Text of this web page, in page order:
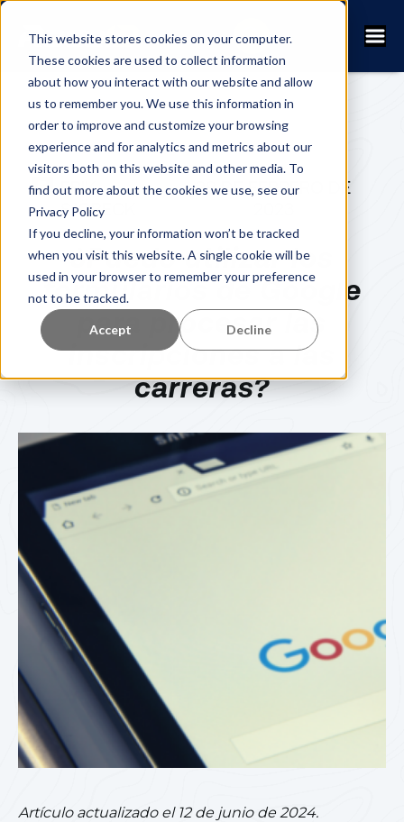
This website stores cookies on your computer.
These cookies are used to collect information
about how you interact with our website and allow
us to remember you. We use this information in
order to improve and customize your browsing
experience and for analytics and metrics about our
visitors both on this website and other media. To
find out more about the cookies we use, see our
Privacy Policy
If you decline, your information won’t be tracked
when you visit this website. A single cookie will be
used in your browser to remember your preference
not to be tracked.
Accept Decline
ERIK
SJÖBECK
28 DE FEBRERO DE
¿Puedo utilizar los
formularios de Google
para procesar las
inscripciones a las
carreras?
Artículo actualizado el 12 de junio de 2024.